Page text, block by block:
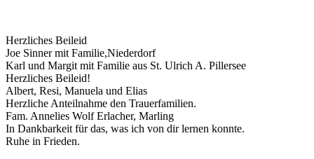
Herzliches Beileid
Joe Sinner mit Familie,Niederdorf
Karl und Margit mit Familie aus St. Ulrich A. Pillersee
Herzliches Beileid!
Albert, Resi, Manuela und Elias
Herzliche Anteilnahme den Trauerfamilien.
Fam. Annelies Wolf Erlacher, Marling
In Dankbarkeit für das, was ich von dir lernen konnte.
Ruhe in Frieden.